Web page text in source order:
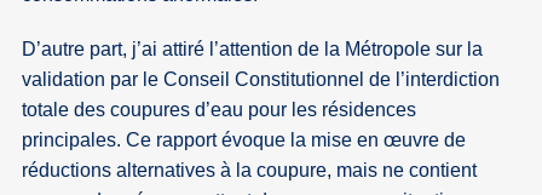
D’autre part, j’ai attiré l’attention de la Métropole sur la
validation par le Conseil Constitutionnel de l’interdiction
totale des coupures d’eau pour les résidences
principales. Ce rapport évoque la mise en œuvre de
réductions alternatives à la coupure, mais ne contient